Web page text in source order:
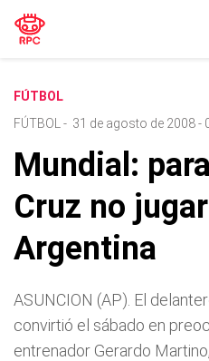
FÚTBOL
FÚTBOL
- 31 de agosto de 2008 -
Mundial:
Cruz no
Argentina
ASUNCION (AP). El
convirtió el sábado en
entrenador Gerardo